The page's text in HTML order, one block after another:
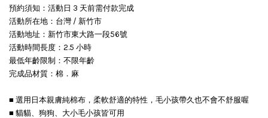
預約須知：活動日 3 天前需付款完成
活動所在地：台灣 / 新竹市
活動地址：新竹市東大路一段56號
活動時間長度：2.5 小時
最低年齡限制：不限年齡
完成品材質：棉．麻
■ 選用日本親膚純棉布，柔軟舒適的特性，毛小孩帶久也不會不舒服喔
■ 貓貓、狗狗、大小毛小孩皆可用